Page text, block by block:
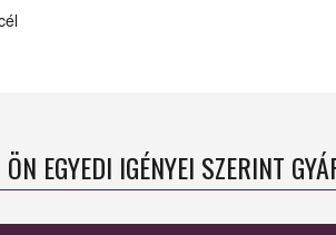
EGYEDI IGÉNYEI SZERINT